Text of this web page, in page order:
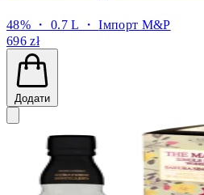
48% ・ 0.7 L ・Імпорт M&P
696 zł
Додати